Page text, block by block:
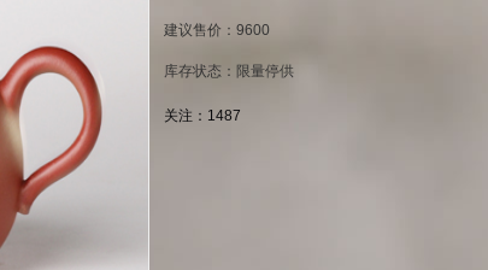
建议售价：9600
库存状态：限量停供
关注： 1487